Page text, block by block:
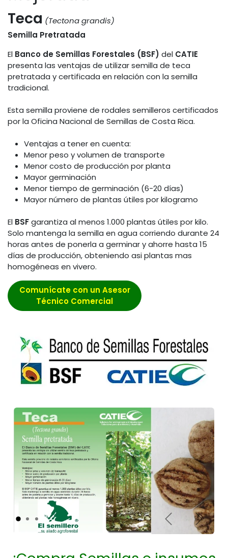
Teca (Tectona grandis)
Semilla Pretratada
El Banco de Semillas Forestales (BSF) del CATIE
presenta las ventajas de utilizar semilla de teca
pretratada y certificada en relación con la semilla
tradicional.
Esta semilla proviene de rodales semilleros certificados
por la Oficina Nacional de Semillas de Costa Rica.
Ventajas a tener en cuenta:
Menor peso y volumen de transporte
Menor costo de producción por planta
Mayor germinación
Menor tiempo de germinación (6-20 días)
Mayor número de plantas útiles por kilogramo
El BSFgarantiza al menos 1.000 plantas útiles por kilo.
Solo mantenga la semilla en agua corriendo durante 24
horas antes de ponerla a germinar y ahorre hasta 15
días de producción, obteniendo asi plantas mas
homogéneas en vivero.
Comunícate con un Asesor
Técnico Comercial
Anterior